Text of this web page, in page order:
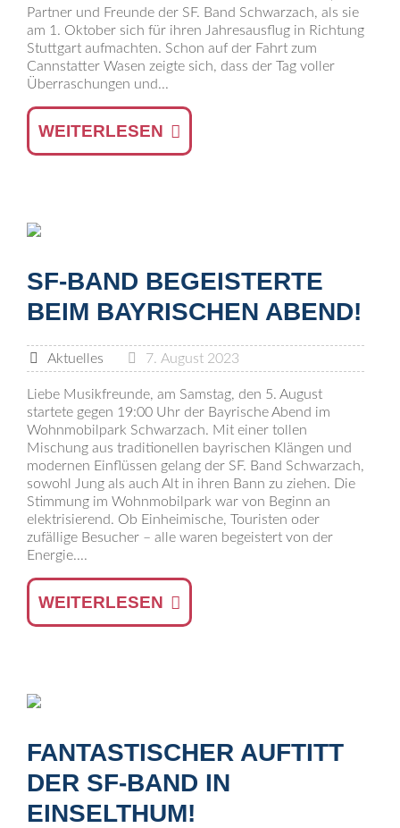
Partner und Freunde der SF. Band Schwarzach, als sie
am 1. Oktober sich für ihren Jahresausflug in Richtung
Stuttgart aufmachten. Schon auf der Fahrt zum
Cannstatter Wasen zeigte sich, dass der Tag voller
Überraschungen und...
WEITERLESEN
SF-BAND BEGEISTERTE
BEIM BAYRISCHEN ABEND!
Aktuelles 7. August 2023
Liebe Musikfreunde, am Samstag, den 5. August
startete gegen 19:00 Uhr der Bayrische Abend im
Wohnmobilpark Schwarzach. Mit einer tollen
Mischung aus traditionellen bayrischen Klängen und
modernen Einflüssen gelang der SF. Band Schwarzach,
sowohl Jung als auch Alt in ihren Bann zu ziehen. Die
Stimmung im Wohnmobilpark war von Beginn an
elektrisierend. Ob Einheimische, Touristen oder
zufällige Besucher – alle waren begeistert von der
Energie....
WEITERLESEN
FANTASTISCHER AUFTITT
DER SF-BAND IN
EINSELTHUM!